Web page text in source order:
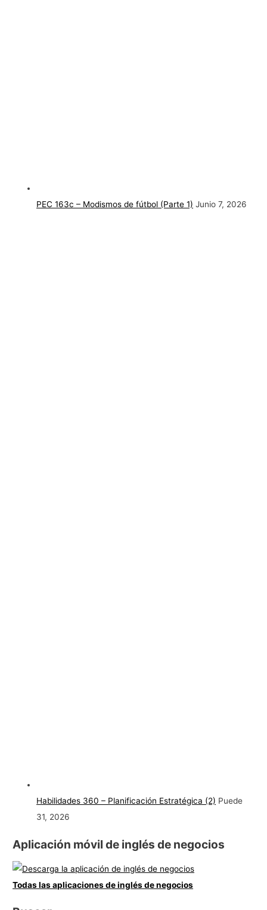
PEC 163c – Modismos de fútbol (Parte 1) Junio 7, 2026
Habilidades 360 – Planificación Estratégica (2) Puede
31, 2026
Aplicación móvil de inglés de negocios
Todas las aplicaciones de inglés de negocios